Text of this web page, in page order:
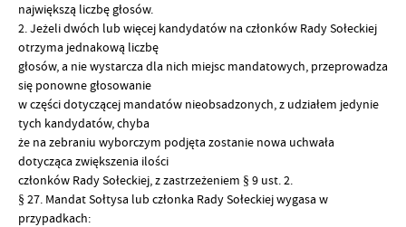
największą liczbę głosów.
2. Jeżeli dwóch lub więcej kandydatów na członków Rady Sołeckiej
otrzyma jednakową liczbę
głosów, a nie wystarcza dla nich miejsc mandatowych, przeprowadza
się ponowne głosowanie
w części dotyczącej mandatów nieobsadzonych, z udziałem jedynie
tych kandydatów, chyba
że na zebraniu wyborczym podjęta zostanie nowa uchwała
dotycząca zwiększenia ilości
członków Rady Sołeckiej, z zastrzeżeniem § 9 ust. 2.
§ 27. Mandat Sołtysa lub członka Rady Sołeckiej wygasa w
przypadkach: